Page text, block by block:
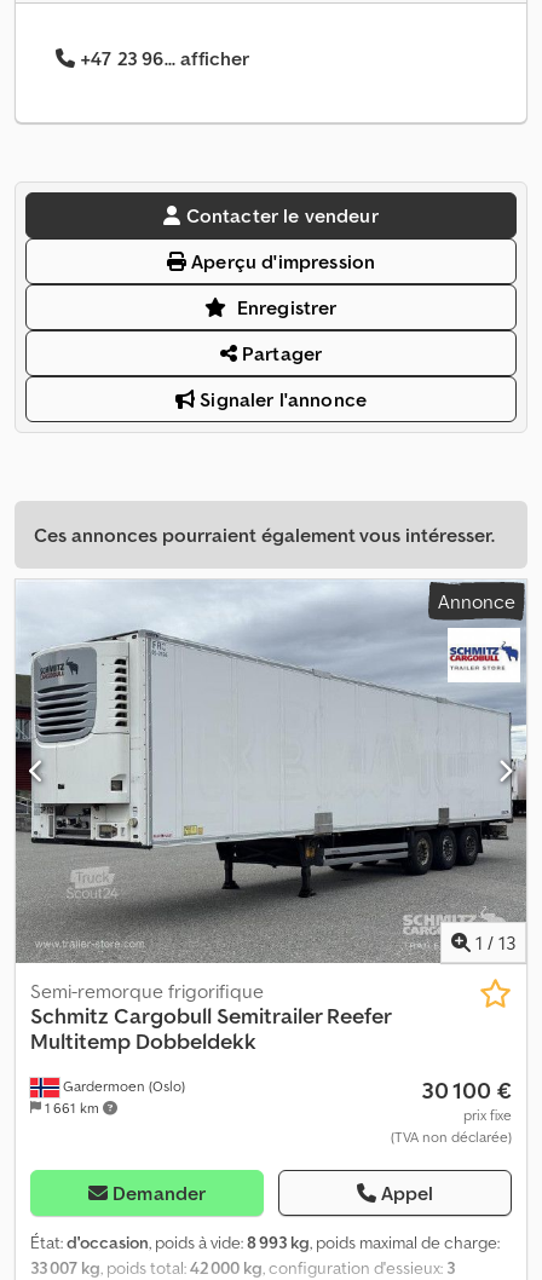
+47 23 96... afficher
Contacter le vendeur
Aperçu d'impression
Enregistrer
Partager
Signaler l'annonce
Ces annonces pourraient également vous intéresser.
Annonce
1 / 13
Gardermoen (Oslo)
1 661 km
Semi-remorque frigorifique
Schmitz Cargobull Semitrailer Reefer
Multitemp Dobbeldekk
30 100 €
prix fixe
(TVA non déclarée)
Demander Appel
État:d'occasion, poids à vide:8 993 kg, poids maximal de charge:
33 007 kg , poids total:42 000 kg , configuration d'essieux: 3